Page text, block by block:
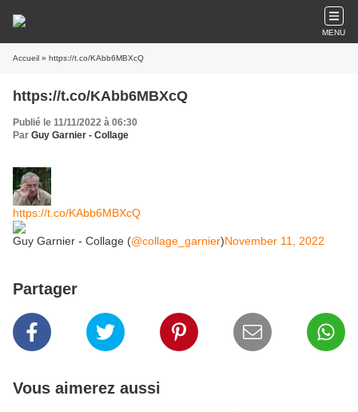
MENU
Accueil » https://t.co/KAbb6MBXcQ
https://t.co/KAbb6MBXcQ
Publié le 11/11/2022 à 06:30
Par Guy Garnier - Collage
https://t.co/KAbb6MBXcQ
Guy Garnier - Collage (@collage_garnier)November 11, 2022
Partager
Vous aimerez aussi